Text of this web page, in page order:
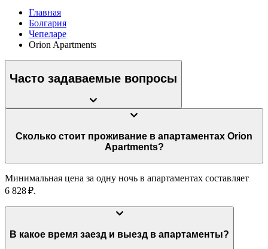
Главная
Болгария
Чепеларе
Orion Apartments
Часто задаваемые вопросы
Сколько стоит проживание в апартаментах Orion
Apartments?
Минимальная цена за одну ночь в апартаментах составляет
6 828 ₽.
В какое время заезд и выезд в апартаменты?